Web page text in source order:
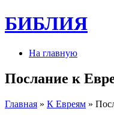
БИБЛИЯ
На главную
Послание к
Главная » К Евреям »